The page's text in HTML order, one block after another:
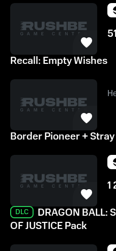
Recall: Empty Wishes
Border Pioneer +
1
DLC
DRAGON BALL:
OF JUSTICE Pack